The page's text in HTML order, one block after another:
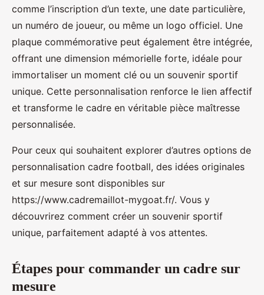
comme l’inscription d’un texte, une date particulière,
un numéro de joueur, ou même un logo officiel. Une
plaque commémorative peut également être intégrée,
offrant une dimension mémorielle forte, idéale pour
immortaliser un moment clé ou un souvenir sportif
unique. Cette personnalisation renforce le lien affectif
et transforme le cadre en véritable pièce maîtresse
personnalisée.
Pour ceux qui souhaitent explorer d’autres options de
personnalisation cadre football, des idées originales
et sur mesure sont disponibles sur
https://www.cadremaillot-mygoat.fr/. Vous y
découvrirez comment créer un souvenir sportif
unique, parfaitement adapté à vos attentes.
Étapes pour commander un cadre sur
mesure